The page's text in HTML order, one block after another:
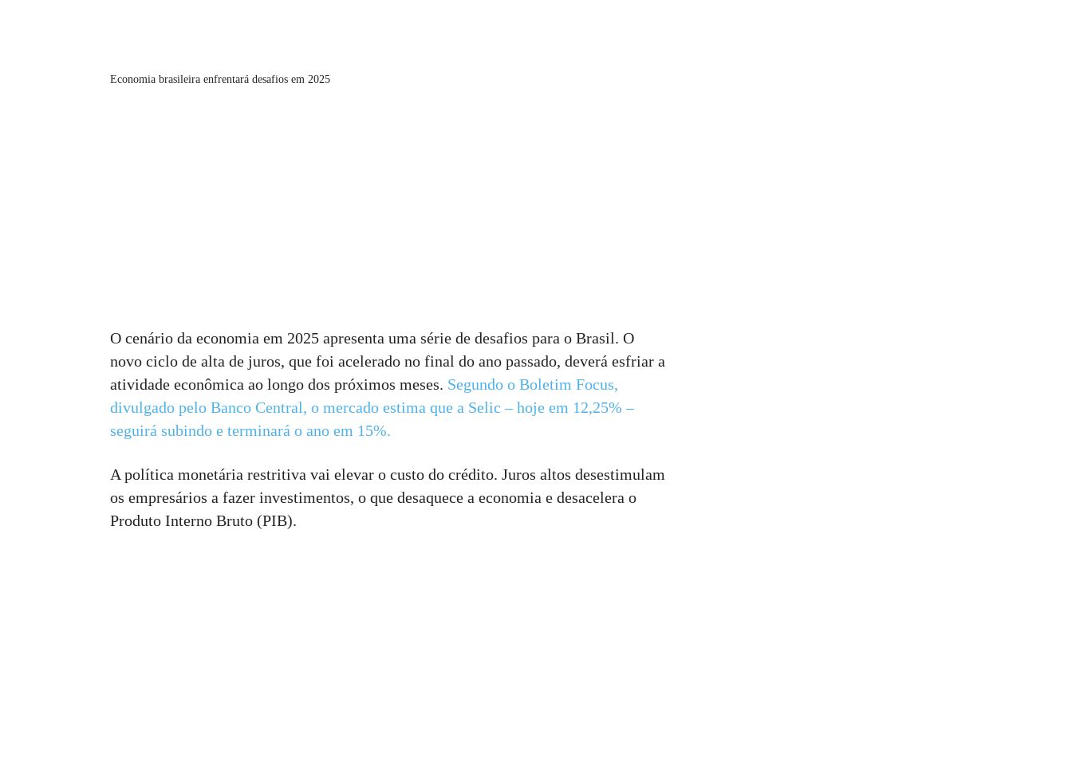
Economia brasileira enfrentará desafios em 2025
O cenário da economia em 2025 apresenta uma série de desafios para o Brasil. O
novo ciclo de alta de juros, que foi acelerado no final do ano passado, deverá esfriar a
atividade econômica ao longo dos próximos meses. Segundo o Boletim Focus,
divulgado pelo Banco Central, o mercado estima que a Selic – hoje em 12,25%–
seguirá subindo e terminará o ano em 15%.
A política monetária restritiva vai elevar o custo do crédito. Juros altos desestimulam
os empresários a fazer investimentos, o que desaquece a economia e desacelera o
Produto Interno Bruto (PIB).